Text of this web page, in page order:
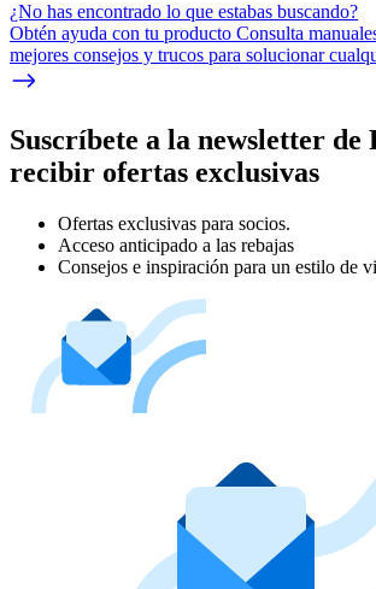
¿No has encontrado lo que estabas buscando?
Obtén ayuda con tu producto Consulta
mejores consejos y trucos para solucionar
Suscríbete a la newsletter de
recibir ofertas exclusivas
Ofertas exclusivas para socios.
Acceso anticipado a las rebajas
Consejos e inspiración para un estilo de